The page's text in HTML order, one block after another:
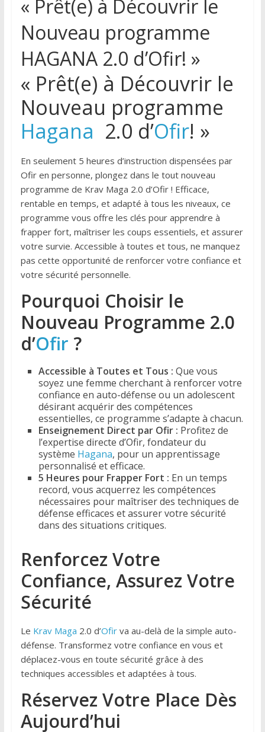
« Prêt(e) à Découvrir le
Nouveau programme
HAGANA 2.0 d’Ofir! »
« Prêt(e) à Découvrir le
Nouveau programme
Hagana 2.0 d’Ofir! »
En seulement 5 heures d’instruction dispensées par
Ofir en personne, plongez dans le tout nouveau
programme de Krav Maga 2.0 d’Ofir ! Efficace,
rentable en temps, et adapté à tous les niveaux, ce
programme vous offre les clés pour apprendre à
frapper fort, maîtriser les coups essentiels, et assurer
votre survie. Accessible à toutes et tous, ne manquez
pas cette opportunité de renforcer votre confiance et
votre sécurité personnelle.
Pourquoi Choisir le
Nouveau Programme 2.0
d’Ofir ?
Accessible à Toutes et Tous : Que vous
soyez une femme cherchant à renforcer votre
confiance en auto-défense ou un adolescent
désirant acquérir des compétences
essentielles, ce programme s’adapte à chacun.
Enseignement Direct par Ofir : Profitez de
l’expertise directe d’Ofir, fondateur du
système Hagana, pour un apprentissage
personnalisé et efficace.
5 Heures pour Frapper Fort : En un temps
record, vous acquerrez les compétences
nécessaires pour maîtriser des techniques de
défense efficaces et assurer votre sécurité
dans des situations critiques.
Renforcez Votre
Confiance, Assurez Votre
Sécurité
Le Krav Maga 2.0 d’Ofirva au-delà de la simple auto-
défense. Transformez votre confiance en vous et
déplacez-vous en toute sécurité grâce à des
techniques accessibles et adaptées à tous.
Réservez Votre Place Dès
Aujourd’hui